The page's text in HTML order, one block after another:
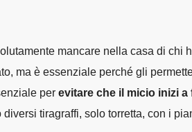
mancare nella casa di chi
ma è essenziale perché gli
per evitare che il micio inizi
diversi tiragraffi, solo torretta, con i